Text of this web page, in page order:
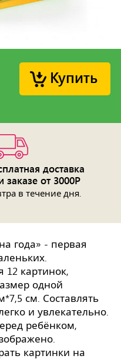
Купить
доставка
заказе от 3000Р
в течение дня.
года» - первая
12 картинок,
одной
см. Составлять
и увлекательно.
ребёнком,
картинки на